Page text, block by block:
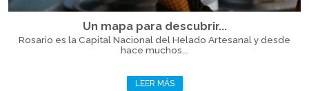
Un mapa para descubrir...
Rosario es la Capital Nacional del Helado Artesanal y desde
hace muchos...
LEER MÁS